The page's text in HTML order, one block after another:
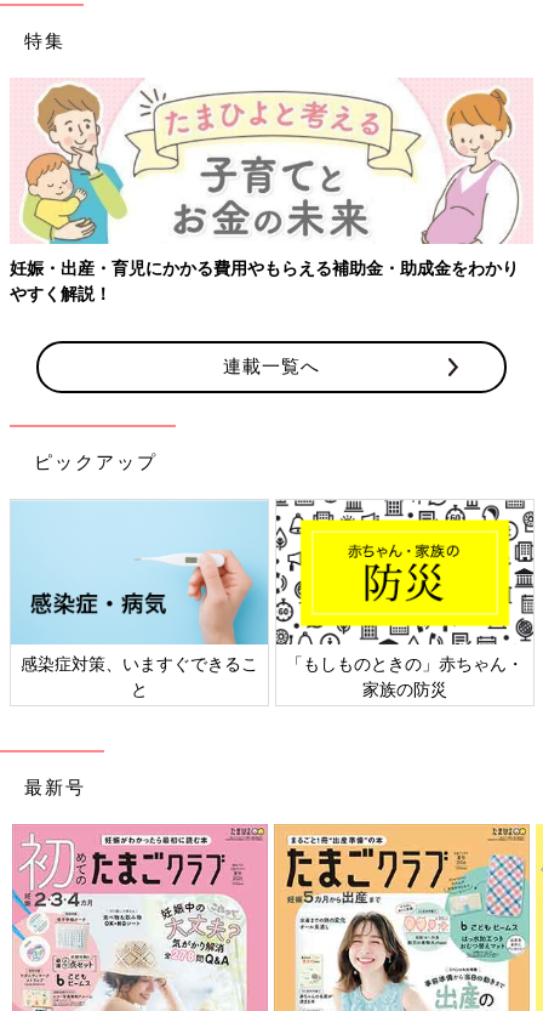
特集
妊娠・出産・育児にかかる費用やもらえる補助金・助成金をわかり
やすく解説！
連載一覧へ
ピックアップ
感染症対策、いますぐできるこ
と
「もしものときの」赤ちゃん・
家族の防災
最新号